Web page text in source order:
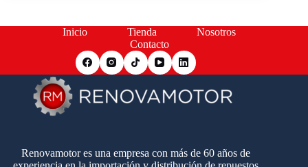
Inicio Tienda
Nosotros
Contacto
Renovamotor es una empresa con más de 60 años de